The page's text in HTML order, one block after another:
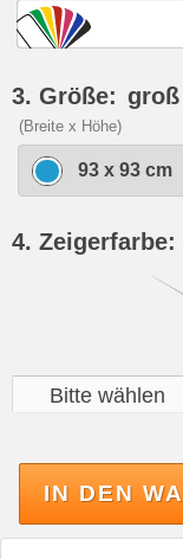
3. Größe: groß
(Breite x Höhe)
93 x 93 cm
4. Zeigerfarbe:
IN DEN